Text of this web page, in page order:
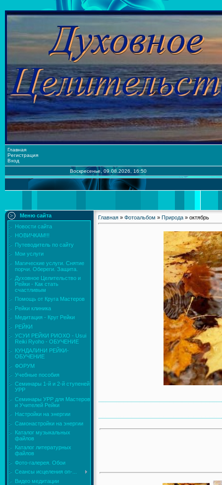
Главная
Регистрация
Вход
Воскресенье, 09.08.2026, 16:50
Меню сайта
Новости сайта
НОВИЧКАМ!!!
Путеводитель по сайту
Мои услуги
Магические услуги. Снятие
порчи. Обереги. Защита.
Духовное Целительство и
Рейки - Как стать
счастливым
Помощь от Круга Мастеров
Рейки клиника
Медитация - Круг Рейки
РЕЙКИ
УСУИ РЕЙКИ РИОХО - Usui
Reiki Ryoho - ОБУЧЕНИЕ
КУНДАЛИНИ РЕЙКИ-
ОБУЧЕНИЕ
ФОРУМ
Учебные пособия
Семинары 1-й и 2-й ступеней
УРР
Семинары УРР для Мастеров
и Учителей Рейки
Настройки на энергии
Самонастройки на энергии
Каталог музыкальных
файлов
Каталог литературных
файлов
Фото-галерея. Обои
Сеансы исцеления on-...
Видео медитации
Главная » Фотоальбом » Природа » октябрь